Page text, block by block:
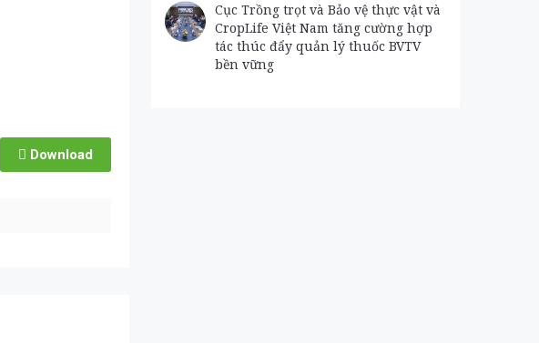
Download
Cục Trồng trọt và Bảo vệ thực vật và
CropLife Việt Nam tăng cường hợp
tác thúc đẩy quản lý thuốc BVTV
bền vững